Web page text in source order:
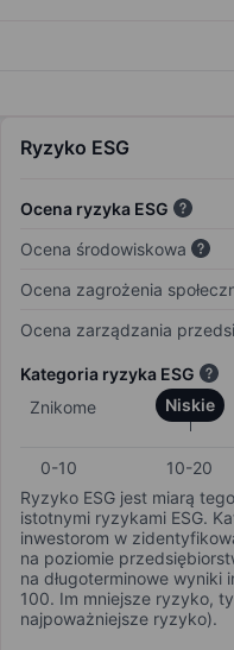
Ryzyko ESG
Ocena ryzyka ESG
Ocena środowiskowa
Ocena zagrożenia
Ocena zarządzania
Kategoria ryzyka ESG
Znikome
Niskie
0-10 10-20
Ryzyko ESG jest miarą
istotnymi ryzykami ESG.
inwestorom w
na poziomie
na długoterminowe wyniki
100. Im mniejsze ryzyko,
najpoważniejsze ryzyko).